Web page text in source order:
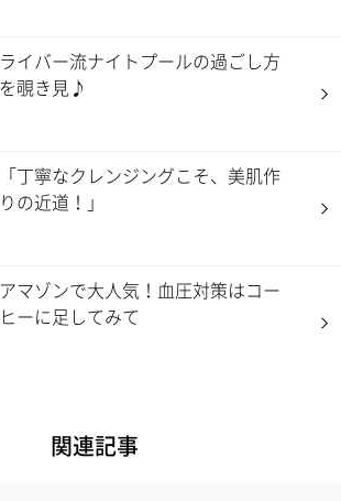
ライバー流ナイトプールの過ごし方
を覗き見♪
「丁寧なクレンジングこそ、美肌作
りの近道！」
アマゾンで大人気！血圧対策はコー
ヒーに足してみて
関連記事